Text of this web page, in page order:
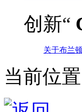
创新“
关于布兰顿
当前位置